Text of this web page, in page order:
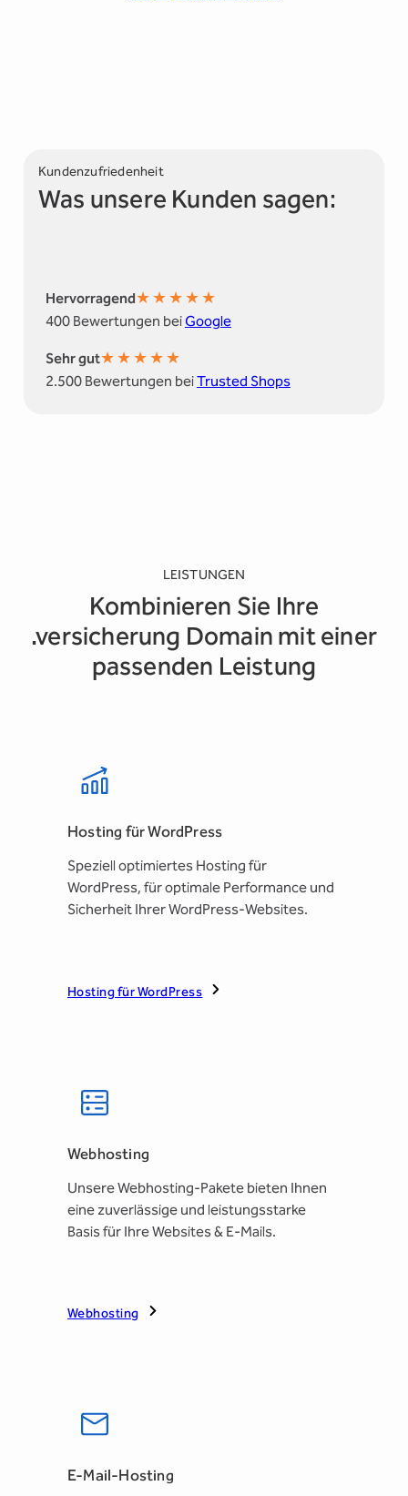
Kundenzufriedenheit
Was unsere Kunden sagen:
Hervorragend★★★★★
400 Bewertungen beiGoogle
Sehr gut★★★★★
2.500 Bewertungen beiTrusted Shops
LEISTUNGEN
Kombinieren Sie Ihre
.versicherung Domain mit einer
passenden Leistung
Hosting für WordPress
Speziell optimiertes Hosting für
WordPress, für optimale Performance und
Sicherheit Ihrer WordPress-Websites.
Hosting für WordPress
Webhosting
Unsere Webhosting-Pakete bieten Ihnen
eine zuverlässige und leistungsstarke
Basis für Ihre Websites & E-Mails.
Webhosting
E-Mail-Hosting